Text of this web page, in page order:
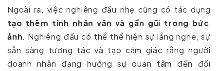
Ngoài ra, việc nghiêng đầu nhẹ cũng có tác dụng
tạo thêm tính nhân văn và gần gũi trong bức
ảnh. Nghiêng đầu có thể thể hiện sự lắng nghe, sự
sẵn sàng tương tác và tạo cảm giác rằng người
doanh nhân đang hướng sự quan tâm đến đối